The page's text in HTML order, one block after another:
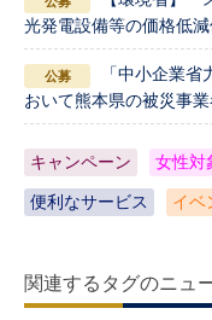
光発電設備等の価格低減
「中小企業
おいて熊本県の被災事
キャンペーン 女性対
便利なサービス イベ
関連するタグのニュ